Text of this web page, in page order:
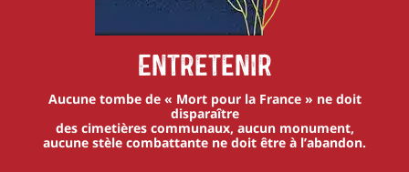
Entretenir
Aucune tombe de « Mort pour la France » ne doit
disparaître
des cimetières communaux, aucun monument,
aucune stèle combattante ne doit être à l’abandon.